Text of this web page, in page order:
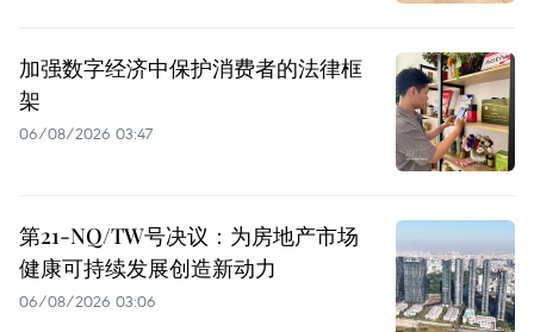
加强数字经济中保护消费者的法律框
架
06/08/2026 03:47
第21-NQ/TW号决议：为房地产市场
健康可持续发展创造新动力
06/08/2026 03:06